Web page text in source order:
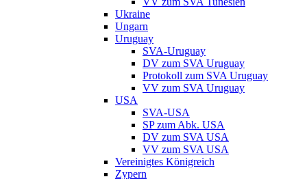
Ukraine
Ungarn
Uruguay
SVA-Uruguay
DV zum SVA Uruguay
Protokoll zum SVA Uruguay
VV zum SVA Uruguay
USA
SVA-USA
SP zum Abk. USA
DV zum SVA USA
VV zum SVA USA
Vereinigtes Königreich
Zypern